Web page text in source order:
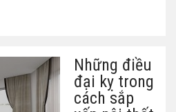
Những điều
đại kỵ trong
cách sắp